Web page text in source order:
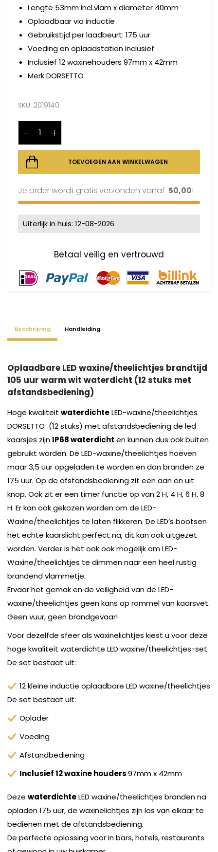
Lengte 53mm incl.vlam x diameter 40mm
Oplaadbaar via inductie
Gebruikstijd per laadbeurt: 175 uur
Voeding en oplaadstation inclusief
Inclusief 12 waxinehouders 97mm x 42mm
Merk DORSETTO
SKU: 2019140
TOEVOEGEN AAN WINKELWAGEN
Je order wordt gratis verzonden vanaf 50,00!
Uiterlijk in huis: 12-08-2026
Beschrijving Handleiding
Oplaadbare LED waxine/theelichtjes brandtijd
105 uur warm wit waterdicht (12 stuks met
afstandsbediening)
Hoge kwaliteit waterdichteLED-waxine/theelichtjes
DORSETTO (12 stuks) met afstandsbediening de led
kaarsjes zijn IP68 waterdicht en kunnen dus ook buiten
gebruikt worden. De LED-waxine/theelichtjes hoeven
maar 3,5 uur opgeladen te worden en dan branden ze
175 uur. Op de afstandsbediening zit een aan en uit
knop. Ook zit er een timer functie op van 2 H, 4 H, 6 H, 8
H. Er kan ook gekozen worden om de LED-
Waxine/theelichtjes te laten flikkeren. De LED’s bootsen
het echte kaarslicht perfect na, dit kan ook uitgezet
worden. Verder is het ook ook mogelijk om LED-
Waxine/theelichtjes te dimmen naar een heel rustig
brandend vlammetje.
Ervaar het gemak en de veiligheid van de LED-
waxine/theelichtjes geen kans op rommel van kaarsvet.
Geen vuur, geen brandgevaar!
Voor dezelfde sfeer als waxinelichtjes kiest u voor deze
hoge kwaliteit waterdichte LED waxine/theelichtjes-set.
De set bestaat uit:
12 kleine inductie oplaadbare LED waxine/theelichtjes
De set bestaat uit:
Oplader
Voeding
Afstandbediening
Inclusief 12 waxine houders97mm x 42mm
Deze waterdichteLED waxine/theelichtjes branden na
opladen 175 uur, de waxinelichtjes zijn los van elkaar te
bedienen met de afstandsbediening.
De perfecte oplossing voor in bars, hotels, restaurants